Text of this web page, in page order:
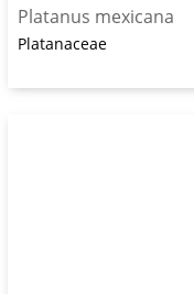
Platanus
Platanaceae